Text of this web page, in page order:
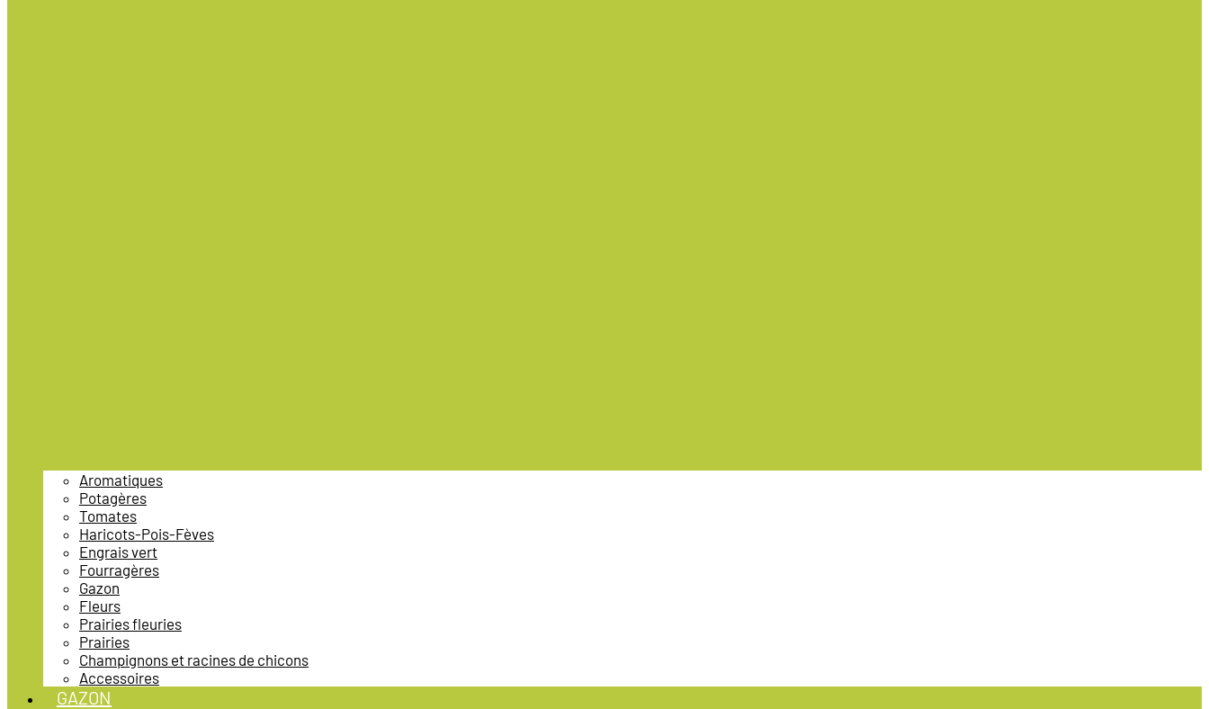
Aromatiques
Potagères
Tomates
Haricots-Pois-Fèves
Engrais vert
Fourragères
Gazon
Fleurs
Prairies fleuries
Prairies
Champignons et racines de chicons
Accessoires
GAZON